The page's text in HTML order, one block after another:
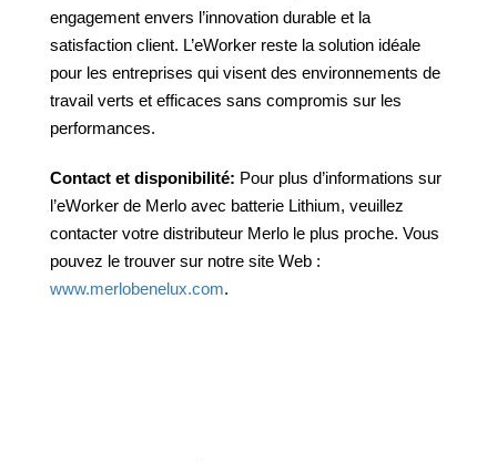
engagement envers l’innovation durable et la
satisfaction client. L’eWorker reste la solution idéale
pour les entreprises qui visent des environnements de
travail verts et efficaces sans compromis sur les
performances.
Contact et disponibilité: Pour plus d’informations sur
l’eWorker de Merlo avec batterie Lithium, veuillez
contacter votre distributeur Merlo le plus proche. Vous
pouvez le trouver sur notre site Web :
www.merlobenelux.com.